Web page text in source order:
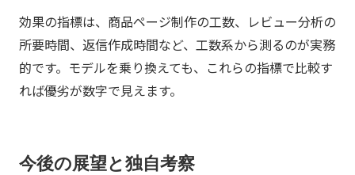
効果の指標は、商品ページ制作の工数、レビュー分析の
所要時間、返信作成時間など、工数系から測るのが実務
的です。モデルを乗り換えても、これらの指標で比較す
れば優劣が数字で見えます。
今後の展望と独自考察